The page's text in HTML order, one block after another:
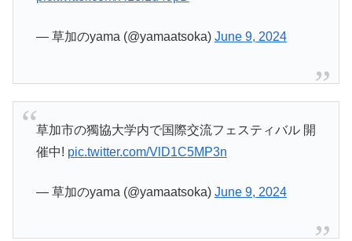
— 草加のyama (@yamaatsoka) June 9, 2024
草加市の獨協大学内で国際交流フェスティバル 開
催中! pic.twitter.com/VlD1C5MP3n
— 草加のyama (@yamaatsoka) June 9, 2024